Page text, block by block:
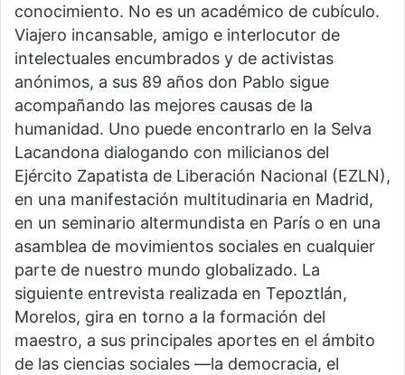
conocimiento. No es un académico de cubículo.
Viajero incansable, amigo e interlocutor de
intelectuales encumbrados y de activistas
anónimos, a sus 89 años don Pablo sigue
acompañando las mejores causas de la
humanidad. Uno puede encontrarlo en la Selva
Lacandona dialogando con milicianos del
Ejército Zapatista de Liberación Nacional (EZLN),
en una manifestación multitudinaria en Madrid,
en un seminario altermundista en París o en una
asamblea de movimientos sociales en cualquier
parte de nuestro mundo globalizado. La
siguiente entrevista realizada en Tepoztlán,
Morelos, gira en torno a la formación del
maestro, a sus principales aportes en el ámbito
de las ciencias sociales —la democracia, el